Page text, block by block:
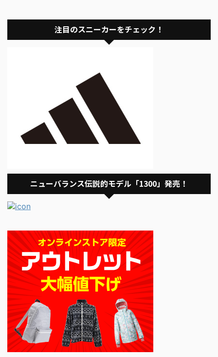
注目のスニーカーをチェック！
ニューバランス伝説的モデル「1300」発売！